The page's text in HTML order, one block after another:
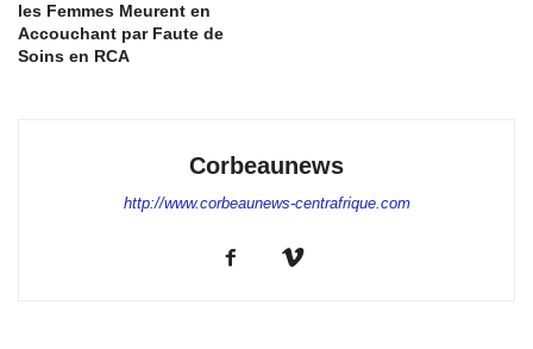
les Femmes Meurent en
Accouchant par Faute de
Soins en RCA
Corbeaunews
http://www.corbeaunews-centrafrique.com